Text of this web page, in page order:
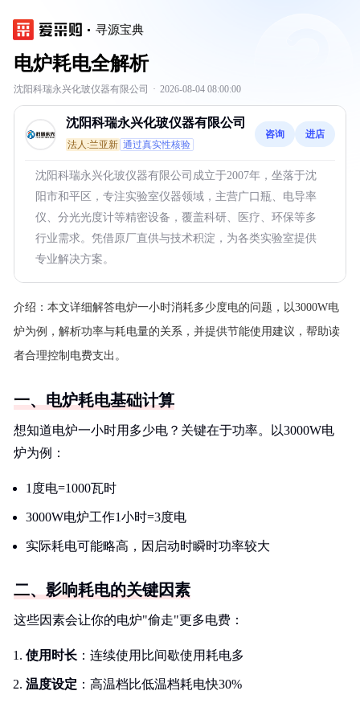
寻源宝典
电炉耗电全解析
沈阳科瑞永兴化玻仪器有限公司 · 2026-08-04 08:00:00
沈阳科瑞永兴化玻仪器有限公司
法人:兰亚新 通过真实性核验
咨询 进店
沈阳科瑞永兴化玻仪器有限公司成立于2007年，坐落于沈
阳市和平区，专注实验室仪器领域，主营广口瓶、电导率
仪、分光光度计等精密设备，覆盖科研、医疗、环保等多
行业需求。凭借原厂直供与技术积淀，为各类实验室提供
专业解决方案。
介绍： 本文详细解答电炉一小时消耗多少度电的问题，以3000W电
炉为例，解析功率与耗电量的关系，并提供节能使用建议，帮助读
者合理控制电费支出。
一、电炉耗电基础计算
想知道电炉一小时用多少电？关键在于功率。以3000W电
炉为例：
1度电=1000瓦时
3000W电炉工作1小时=3度电
实际耗电可能略高，因启动时瞬时功率较大
二、影响耗电的关键因素
这些因素会让你的电炉"偷走"更多电费：
使用时长 ：连续使用比间歇使用耗电多
温度设定 ：高温档比低温档耗电快30%